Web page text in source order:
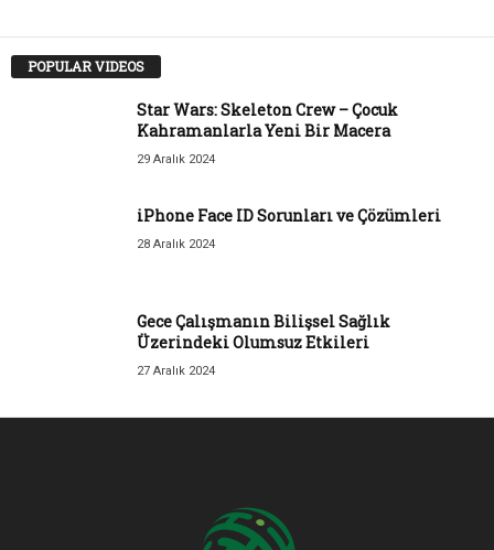
POPULAR VIDEOS
Star Wars: Skeleton Crew – Çocuk
Kahramanlarla Yeni Bir Macera
29 Aralık 2024
iPhone Face ID Sorunları ve Çözümleri
28 Aralık 2024
Gece Çalışmanın Bilişsel Sağlık
Üzerindeki Olumsuz Etkileri
27 Aralık 2024